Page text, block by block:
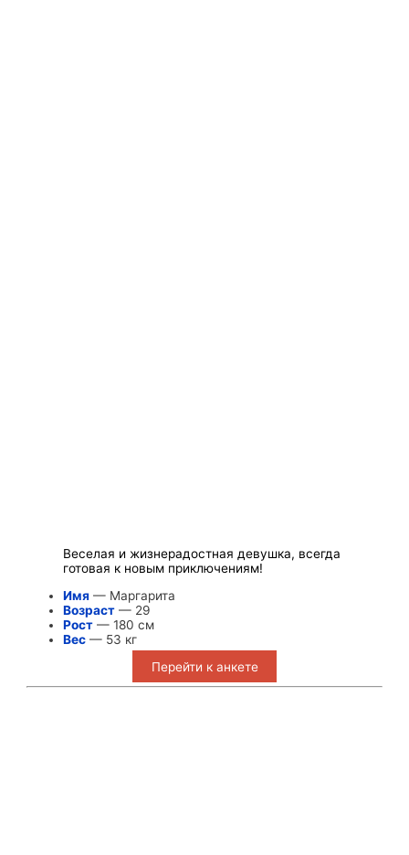
Веселая и жизнерадостная девушка, всегда
готовая к новым приключениям!
Имя — Маргарита
Возраст — 29
Рост — 180 см
Вес — 53 кг
Перейти к анкете